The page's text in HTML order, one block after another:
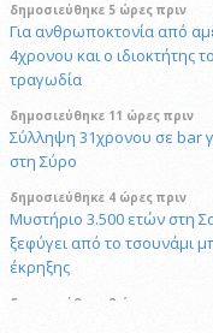
δημοσιεύθηκε 5 ώρες πριν
Για ανθρωποκτονία από
4χρονου και ο ιδιοκτήτης
τραγωδία
δημοσιεύθηκε 11 ώρες πριν
Σύλληψη 31χρονου σε bar
στη Σύρο
δημοσιεύθηκε 4 ώρες πριν
Μυστήριο 3.500 ετών στη
ξεφύγει από το τσουνάμι
έκρηξης
δημοσιεύθηκε 2 ώρες πριν